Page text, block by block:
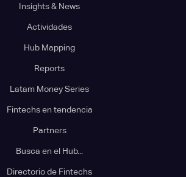
Insights & News
Actividades
Hub Mapping
Reports
Latam Money Series
Fintechs en tendencia
Partners
Busca en el Hub...
Directorio de Fintechs